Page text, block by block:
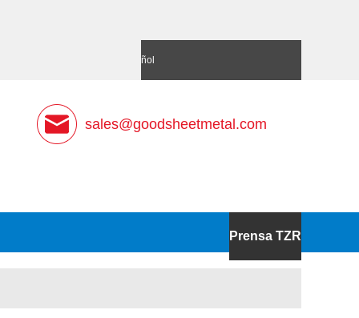
Español
sales@goodsheetmetal.com
Prensa TZR